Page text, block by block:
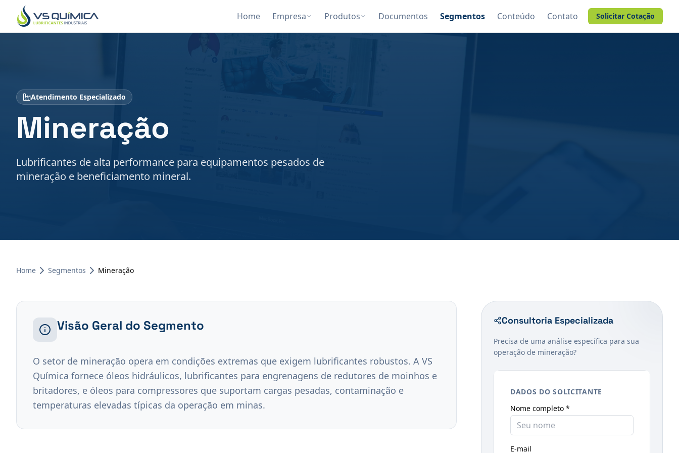
Ir para o conteúdo principal
Home
Empresa Produtos Documentos Segmentos Conteúdo Contato Solicitar Cotação
Atendimento Especializado
Mineração
Lubrificantes de alta performance para equipamentos pesados de
mineração e beneficiamento mineral.
Home Segmentos Mineração
Visão Geral do Segmento
O setor de mineração opera em condições extremas que exigem lubrificantes robustos. A VS
Química fornece óleos hidráulicos, lubrificantes para engrenagens de redutores de moinhos e
britadores, e óleos para compressores que suportam cargas pesadas, contaminação e
temperaturas elevadas típicas da operação em minas.
Consultoria Especializada
Precisa de uma análise específica para sua
operação de mineração?
DADOS DO SOLICITANTE
Nome completo *
E-mail